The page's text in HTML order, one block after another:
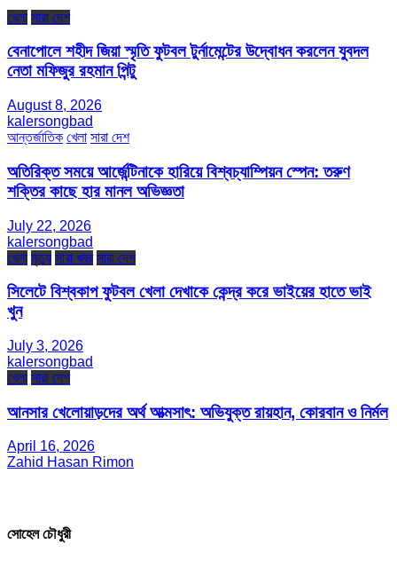
খেলা সারা দেশ
বেনাপোলে শহীদ জিয়া স্মৃতি ফুটবল টুর্নামেন্টের উদ্বোধন করলেন যুবদল
নেতা মফিজুর রহমান পিন্টু
August 8, 2026
kalersongbad
আন্তর্জাতিক খেলা সারা দেশ
অতিরিক্ত সময়ে আর্জেন্টিনাকে হারিয়ে বিশ্বচ্যাম্পিয়ন স্পেন: তরুণ
শক্তির কাছে হার মানল অভিজ্ঞতা
July 22, 2026
kalersongbad
খেলা মৃত্যু সারা খবর সারা দেশ
সিলেটে বিশ্বকাপ ফুটবল খেলা দেখাকে কেন্দ্র করে ভাইয়ের হাতে ভাই
খুন
July 3, 2026
kalersongbad
খেলা সারা দেশ
আনসার খেলোয়াড়দের অর্থ আত্মসাৎ: অভিযুক্ত রায়হান, কোরবান ও নির্মল
April 16, 2026
Zahid Hasan Rimon
সোহেল চৌধুরী